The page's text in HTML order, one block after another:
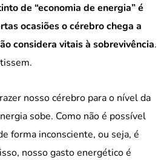
de “economia de energia” é
ocasiões o cérebro chega a
considera vitais à sobrevivência.
nosso cérebro para o nível da
sobe. Como não é possível
forma inconsciente, ou seja, é
nosso gasto energético é